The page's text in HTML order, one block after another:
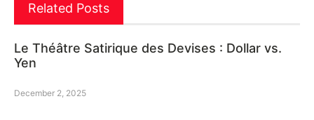
Related Posts
Le Théâtre Satirique des Devises : Dollar vs.
Yen
December 2, 2025